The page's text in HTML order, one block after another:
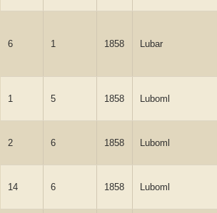
6 1 1858 Lubar
1 5 1858 Luboml
2 6 1858 Luboml
14 6 1858 Luboml